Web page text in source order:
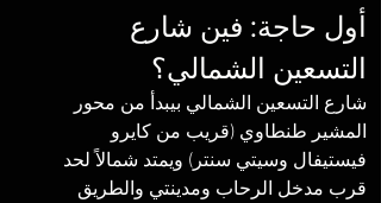
أول حاجة: فين شارع
التسعين الشمالي؟
شارع التسعين الشمالي بيبدأ من محور
المشير طنطاوي (قريب من كايرو
فيستيفال وسيتي سنتر) ويمتد شمالاً لحد
قرب مدخل الرحاب ومدينتي والطريق